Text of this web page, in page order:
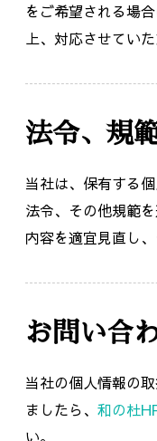
をご希望される場
上、対応させていた
法令、規
当社は、保有する
法令、その他規範
内容を適宜見直し
お問い合
当社の個人情報の
ましたら、 和の杜
い。